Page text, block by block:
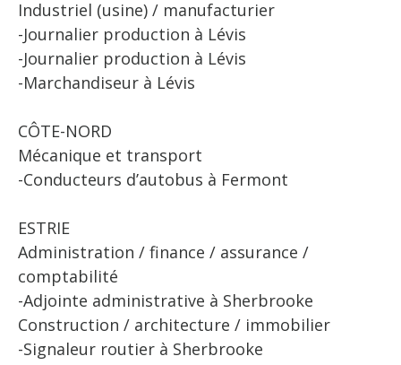
Industriel (usine) / manufacturier
-Journalier production à Lévis
-Journalier production à Lévis
-Marchandiseur à Lévis
CÔTE-NORD
Mécanique et transport
-Conducteurs d’autobus à Fermont
ESTRIE
Administration / finance / assurance /
comptabilité
-Adjointe administrative à Sherbrooke
Construction / architecture / immobilier
-Signaleur routier à Sherbrooke